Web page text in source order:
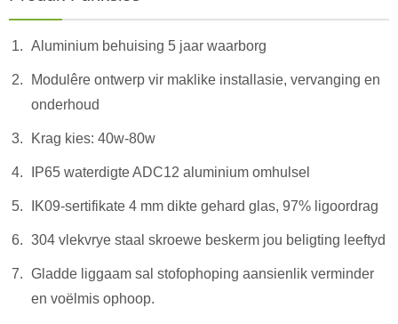
Aluminium behuising 5 jaar waarborg
Modulêre ontwerp vir maklike installasie, vervanging en
onderhoud
Krag kies: 40w-80w
IP65 waterdigte ADC12 aluminium omhulsel
IK09-sertifikate 4 mm dikte gehard glas, 97% ligoordrag
304 vlekvrye staal skroewe beskerm jou beligting leeftyd
Gladde liggaam sal stofophoping aansienlik verminder
en voëlmis ophoop.